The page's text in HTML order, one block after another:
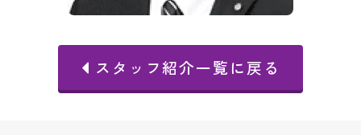
スタッフ紹介一覧に戻る